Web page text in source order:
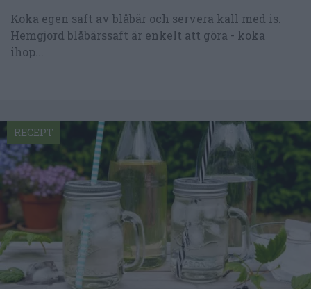
Koka egen saft av blåbär och servera kall med is.
Hemgjord blåbärssaft är enkelt att göra - koka
ihop...
RECEPT